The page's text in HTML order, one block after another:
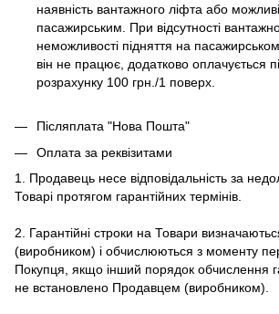
наявність вантажного ліфта або
пасажирським. При відсутності
неможливості підняття на
він не працює, додатково оплачується
розрахунку 100 грн./1 поверх.
Післяплата "Нова Пошта"
Оплата за реквізитами
1. Продавець несе відповідальність за
Товарі протягом гарантійних термінів.
2. Гарантійні строки на Товари
(виробником) і обчислюються з моменту
Покупця, якщо інший порядок обчислення
не встановлено Продавцем (виробником).